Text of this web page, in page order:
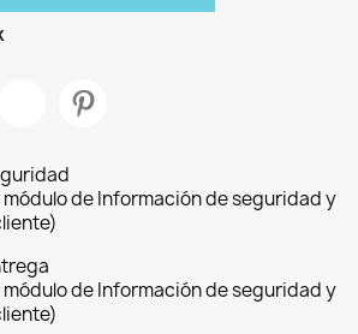
de Información de seguridad y
de Información de seguridad y